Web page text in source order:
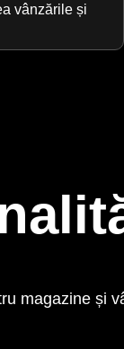
vânzările și
magazine și